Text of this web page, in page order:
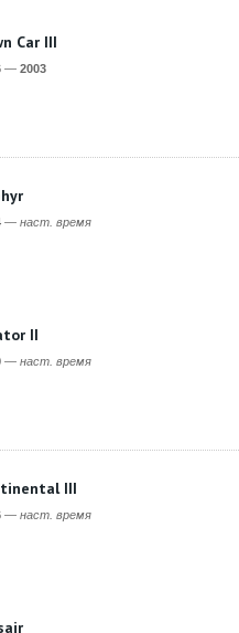
Car III
— 2003
— наст. время
II
— наст. время
III
— наст. время